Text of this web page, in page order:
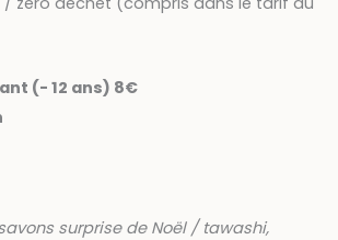
(- 12 ans) 8€
surprise de Noël / tawashi,